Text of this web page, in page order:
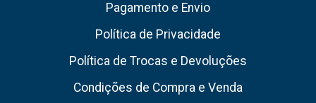
Pagamento e Envio
Política de Privacidade
Política de Trocas e Devoluções
Condições de Compra e Venda